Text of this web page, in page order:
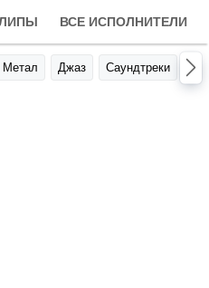
ВСЕ ИСПОЛНИТЕЛИ
Метал Джаз Саундтреки